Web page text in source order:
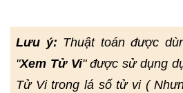
Lưu ý: Thuật toán được
"Xem Tử Vi" được sử dụng
Tử Vi trong lá số tử vi (